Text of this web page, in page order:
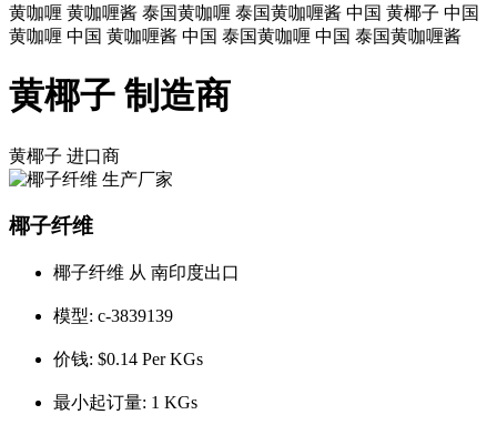
黄咖喱 黄咖喱酱 泰国黄咖喱 泰国黄咖喱酱 中国 黄椰子 中国
黄咖喱 中国 黄咖喱酱 中国 泰国黄咖喱 中国 泰国黄咖喱酱
黄椰子 制造商
黄椰子 进口商
椰子纤维
椰子纤维 从 南印度出口
模型: c-3839139
价钱: $0.14 Per KGs
最小起订量: 1 KGs